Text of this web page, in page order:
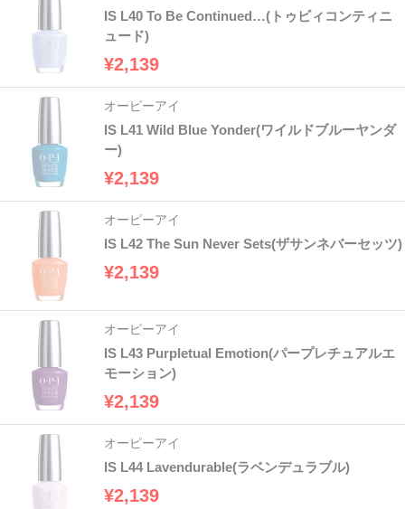
IS L40 To Be Continued…(トゥビィコンティニ
ュード)
¥2,139
オーピーアイ
IS L41 Wild Blue Yonder(ワイルドブルーヤンダ
ー)
¥2,139
オーピーアイ
IS L42 The Sun Never Sets(ザサンネバーセッツ)
¥2,139
オーピーアイ
IS L43 Purpletual Emotion(パープレチュアルエ
モーション)
¥2,139
オーピーアイ
IS L44 Lavendurable(ラベンデュラブル)
¥2,139